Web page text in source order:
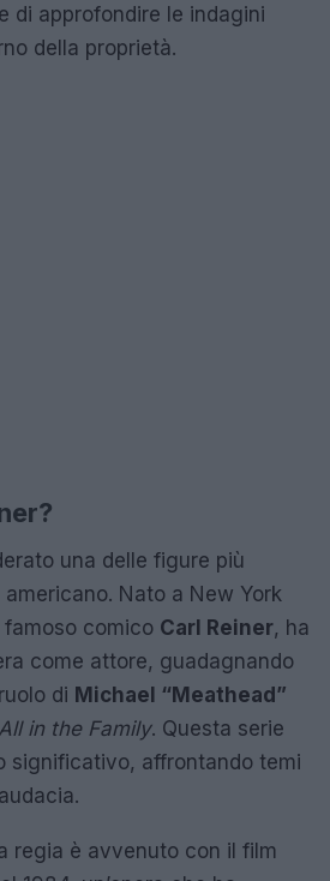
di approfondire le indagini
della proprietà.
una delle figure più
Nato a New York
comico Carl Reiner, ha
come attore, guadagnando
di Michael “Meathead”
All in the Family. Questa serie
significativo, affrontando temi
regia è avvenuto con il film